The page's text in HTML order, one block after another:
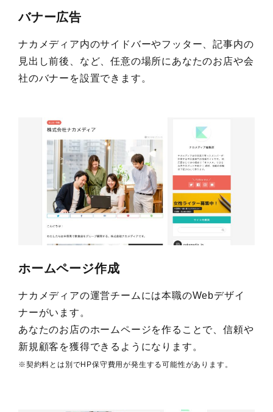
バナー広告
ナカメディア内のサイドバーやフッター、記事内の
見出し前後、など、任意の場所にあなたのお店や会
社のバナーを設置できます。
ホームページ作成
ナカメディアの運営チームには本職のWebデザイ
ナーがいます。
あなたのお店のホームページを作ることで、信頼や
新規顧客を獲得できるようになります。
※契約料とは別でHP保守費用が発生する可能性があります。